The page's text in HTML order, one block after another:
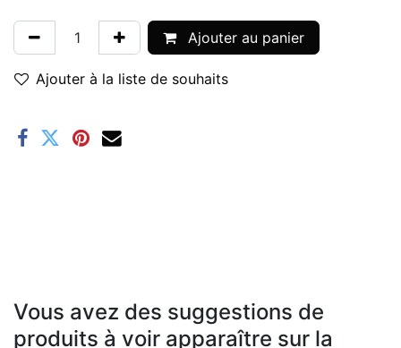
Ajouter au panier
Ajouter à la liste de souhaits
Vous avez des suggestions de
produits à voir apparaître sur la